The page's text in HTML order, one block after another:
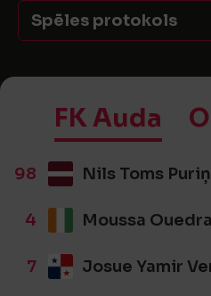
Spēles protokols
FK Auda
98 Nils Toms
4 Moussa
7 Josue Yamir